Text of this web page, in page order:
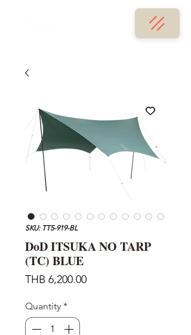
SKU: TT5-919-BL
DoD ITSUKA NO TARP
(TC) BLUE
THB 6,200.00Price
Quantity *